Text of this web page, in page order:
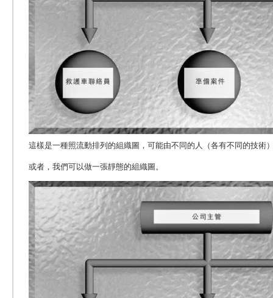
這樣是一種照流動排列的組織圖，可能由不同的人（各有不同的技術
或者，我們可以做一張靜態的組織圖。